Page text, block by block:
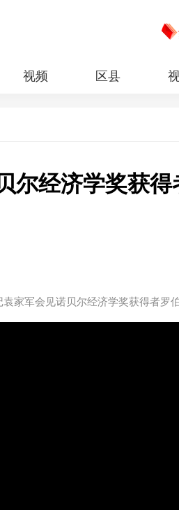
视频 区县
尔经济学奖获得
家军会见诺贝尔经济学奖获得者罗